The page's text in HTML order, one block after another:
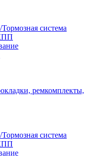
система
ремкомплекты,
система